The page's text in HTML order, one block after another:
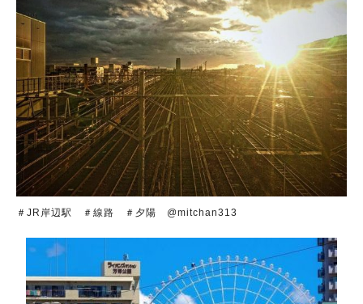
＃JR岸辺駅 ＃線路 ＃夕陽 @mitchan313